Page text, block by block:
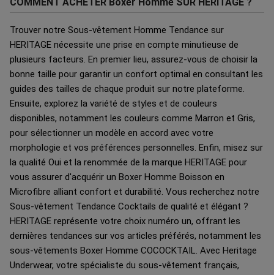
Trouver notre Sous-vêtement Homme Tendance sur
HERITAGE nécessite une prise en compte minutieuse de
plusieurs facteurs. En premier lieu, assurez-vous de choisir la
bonne taille pour garantir un confort optimal en consultant les
guides des tailles de chaque produit sur notre plateforme.
Ensuite, explorez la variété de styles et de couleurs
disponibles, notamment les couleurs comme Marron et Gris,
pour sélectionner un modèle en accord avec votre
morphologie et vos préférences personnelles. Enfin, misez sur
la qualité Oui et la renommée de la marque HERITAGE pour
vous assurer d'acquérir un Boxer Homme Boisson en
Microfibre alliant confort et durabilité. Vous recherchez notre
Sous-vêtement Tendance Cocktails de qualité et élégant ?
HERITAGE représente votre choix numéro un, offrant les
dernières tendances sur vos articles préférés, notamment les
sous-vêtements Boxer Homme COCOCKTAIL. Avec Heritage
Underwear, votre spécialiste du sous-vêtement français,